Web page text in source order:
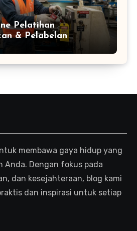
Pelatihan
& Pelabelan
membawa gaya hidup yang
Anda. Dengan fokus pada
dan kesejahteraan, blog kami
dan inspirasi untuk setiap